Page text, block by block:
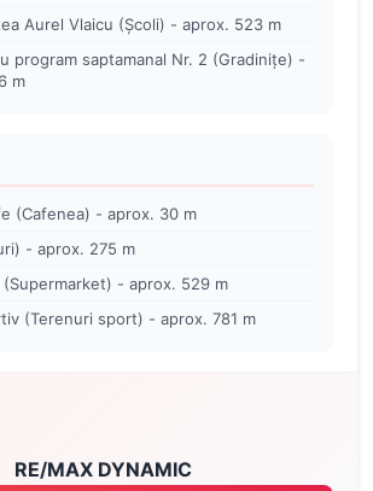
Aurel Vlaicu (Școli) - aprox. 523 m
program saptamanal Nr. 2 (Gradinițe) -
m
(Cafenea) - aprox. 30 m
- aprox. 275 m
(Supermarket) - aprox. 529 m
(Terenuri sport) - aprox. 781 m
RE/MAX DYNAMIC